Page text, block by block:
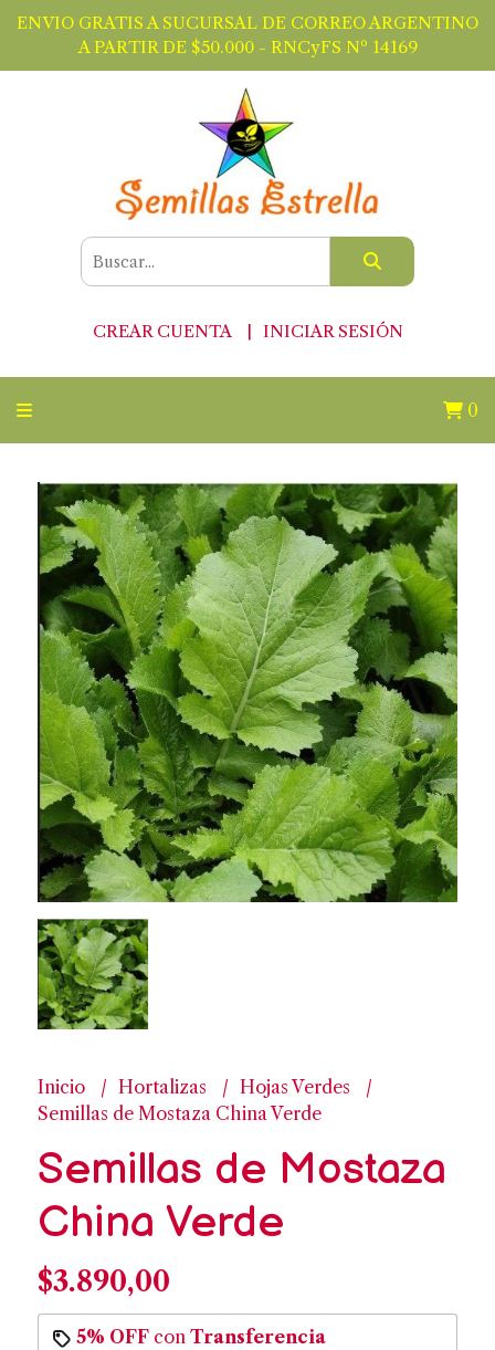
ENVIO GRATIS A SUCURSAL DE CORREO ARGENTINO
A PARTIR DE $50.000 - RNCyFS Nº 14169
CREAR CUENTA INICIAR SESIÓN
0
Inicio Hortalizas
Hojas Verdes
Semillas de Mostaza China Verde
Semillas de Mostaza
China Verde
$3.890,00
5% OFFcon Transferencia